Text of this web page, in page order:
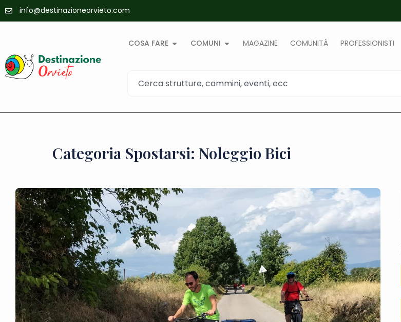
info@destinazioneorvieto.com
COSA FARE COMUNI MAGAZINE COMUNITÀ PROFESSIONISTI
Categoria Spostarsi: Noleggio Bici